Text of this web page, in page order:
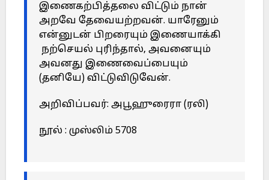
இணைகற்பித்தலை விட்டும் நான்
அறவே தேவையற்றவன். யாரேனும்
என்னுடன் பிறரையும் இணையாக்கி
நற்செயல் புரிந்தால், அவனையும்
அவனது இணைவைப்பையும்
(தனியே) விட்டுவிடுவேன்.
அறிவிப்பவர்: அபூஹுரைரா (ரலி)
நூல் : முஸ்லிம் 5708